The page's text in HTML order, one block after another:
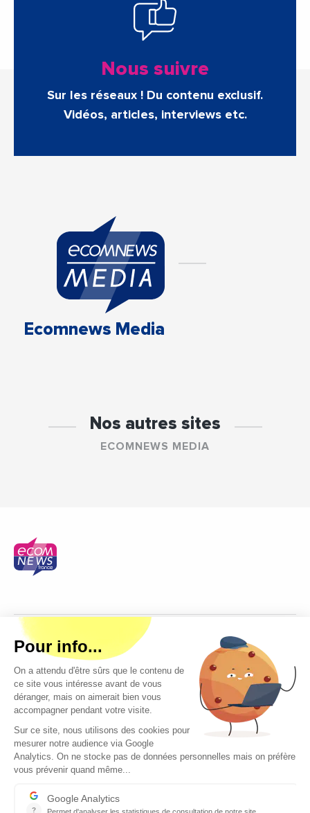
Nous suivre
Sur les réseaux ! Du contenu exclusif.
Vidéos, articles, interviews etc.
Ecomnews Media
Nos autres sites
ECOMNEWS MEDIA